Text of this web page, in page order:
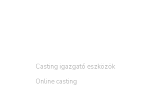
Casting igazgató eszközök
Online casting